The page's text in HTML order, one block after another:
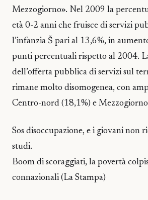
Mezzogiorno». Nel 2009 la
età 0-2 anni che fruisce di servizi
l’infanzia Š pari al 13,6%, in
punti percentuali rispetto al 2004.
dell’offerta pubblica di servizi sul
rimane molto disomogenea, con
Centro-nord (18,1%) e
Sos disoccupazione, e i giovani non
studi.
Boom di scoraggiati, la povertà
connazionali (La Stampa)